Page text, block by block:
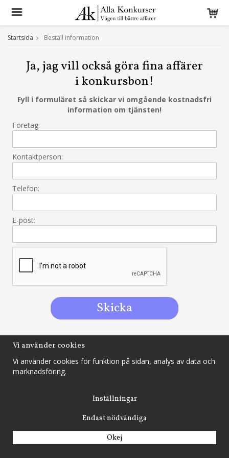
Startsida Beställ information
Ja, jag vill också göra fina affärer
i konkursbon!
Fyll i formuläret så skickar vi omgående kostnadsfri
information om tjänsten!
Företag:
Kontaktperson:
Telefon:
E-post:
Box 75, 883 04 Junsele
info@allakonkurser.se
Vi använder cookies
Vi använder cookies för funktion på sidan, analys av data och
marknadsföring.
Inställningar
Endast nödvändiga
Okej